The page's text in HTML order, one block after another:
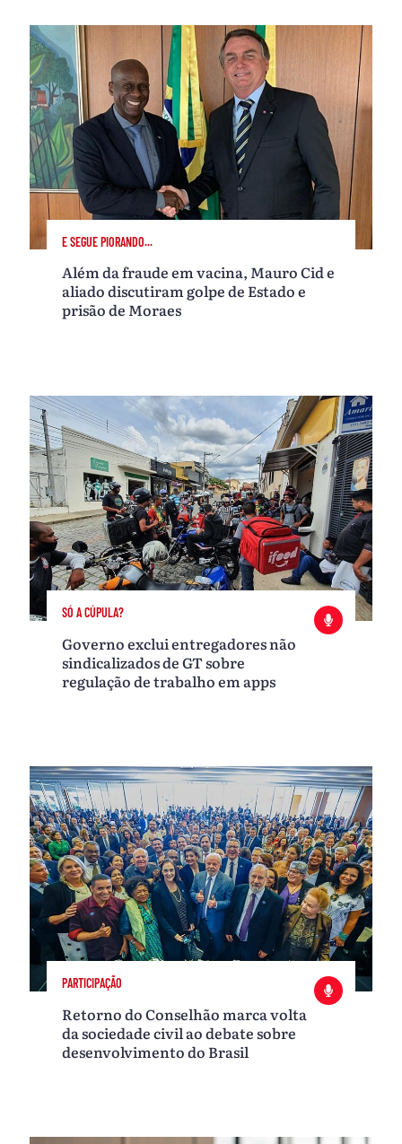
E SEGUE PIORANDO...
Além da fraude em vacina, Mauro Cid e
aliado discutiram golpe de Estado e
prisão de Moraes
SÓ A CÚPULA?
Governo exclui entregadores não
sindicalizados de GT sobre
regulação de trabalho em apps
PARTICIPAÇÃO
Retorno do Conselhão marca volta
da sociedade civil ao debate sobre
desenvolvimento do Brasil